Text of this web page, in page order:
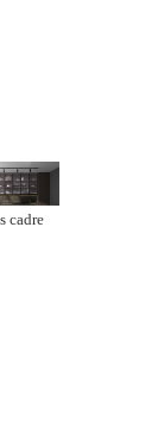
cadre